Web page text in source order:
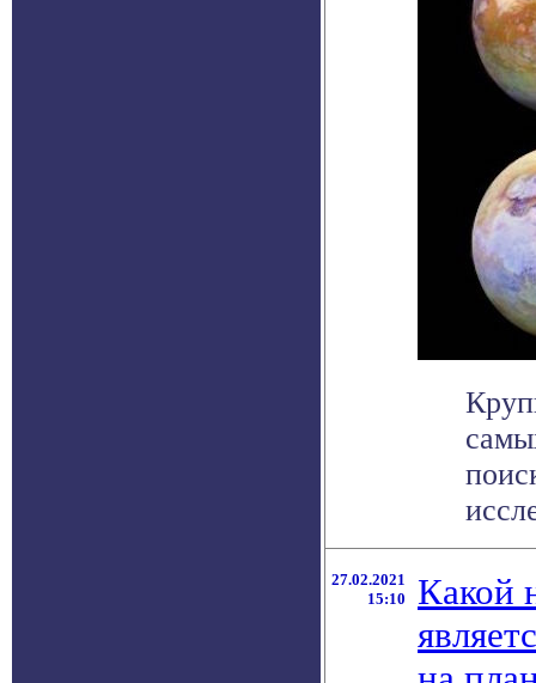
27.02.2021
15:10
Какой